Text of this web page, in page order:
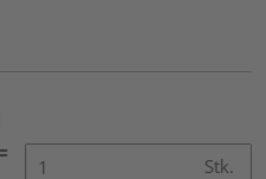
Stk.